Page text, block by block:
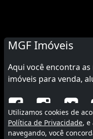
MGF Imóveis
Aqui você encontra
imóveis para venda,
Utilizamos cookies de
Política de Privacidade, e
navegando, você